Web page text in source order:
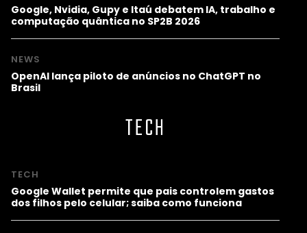
Google, Nvidia, Gupy e Itaú debatem IA, trabalho e
computação quântica no SP2B 2026
NEWS
OpenAI lança piloto de anúncios no ChatGPT no
Brasil
TECH
TECH
Google Wallet permite que pais controlem gastos
dos filhos pelo celular; saiba como funciona